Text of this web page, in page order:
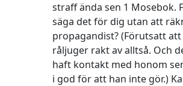
straff ända sen 1 Mosebok.
säga det för dig utan att
propagandist? (Förutsatt
råljuger rakt av alltså. Och
haft kontakt med honom
i god för att han inte gör.)